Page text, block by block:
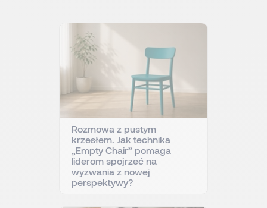
Rozmowa z pustym
krzesłem. Jak technika
„Empty Chair” pomaga
liderom spojrzeć na
wyzwania z nowej
perspektywy?